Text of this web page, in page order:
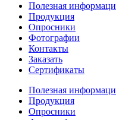
Полезная
Продукция
Опросники
Фотографии
Контакты
Заказать
Сертификаты
Полезная
Продукция
Опросники